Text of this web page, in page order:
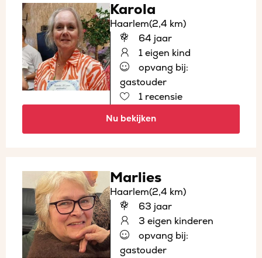
Karola
Haarlem(2,4 km)
64 jaar
1 eigen kind
opvang bij:
gastouder
1 recensie
Nu bekijken
Marlies
Haarlem(2,4 km)
63 jaar
3 eigen kinderen
opvang bij:
gastouder